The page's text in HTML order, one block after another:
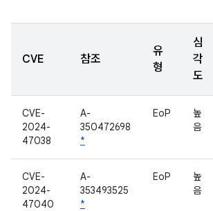
CVE 참조
유
형
심
각
도
CVE-
2024-
47038
A-
350472698
*
EoP
높
음
CVE-
2024-
47040
A-
353493525
*
EoP
높
음